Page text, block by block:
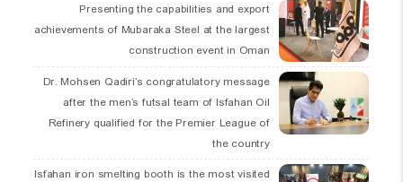
Presenting the capabilities and export
achievements of Mubaraka Steel at the largest
construction event in Oman
Dr. Mohsen Qadiri’s congratulatory message
after the men’s futsal team of Isfahan Oil
Refinery qualified for the Premier League of
the country
Isfahan iron smelting booth is the most visited